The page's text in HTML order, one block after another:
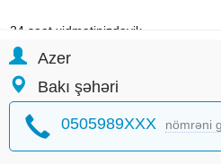
-24 saat xidmətinizdəyik
-Görülən işə tam zəmanət verilir
Tags: santexnik ustalari, santexnik
xidmeti
xidmətləri, santexnik nomresi,
bakı, santexnik ustasi axtariram,
Azer
Bakı şəhəri
0505989XXX nömrəni